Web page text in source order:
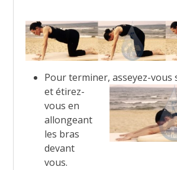
Pour terminer, asseyez-vous
et étirez-
vous en
allongeant
les bras
devant
vous.